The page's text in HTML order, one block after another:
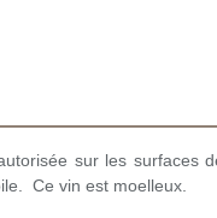
sur les surfaces
Ce vin est moelleux.